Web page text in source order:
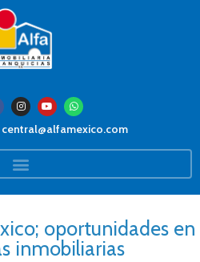
central@alfamexico.com
oportunidades en
inmobiliarias